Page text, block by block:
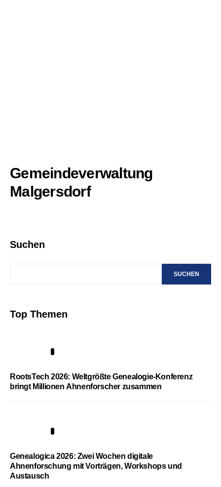
Gemeindeverwaltung
Malgersdorf
Suchen
SUCHEN
Top Themen
RootsTech 2026: Weltgrößte Genealogie-Konferenz
bringt Millionen Ahnenforscher zusammen
Genealogica 2026: Zwei Wochen digitale
Ahnenforschung mit Vorträgen, Workshops und
Austausch